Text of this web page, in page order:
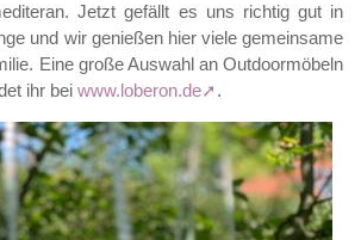
Jetzt gefällt es uns richtig gut in
und wir genießen hier viele gemeinsame
Eine große Auswahl an Outdoormöbeln
ihr bei www.loberon.de .